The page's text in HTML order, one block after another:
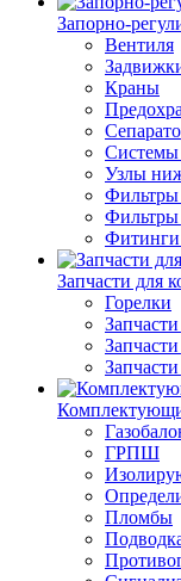
Запорно-
Вентиля
Краны
Системы
Узлы
Фильтры
Фильтры
Фитинги
Запчасти для
Горелки
ГРПШ
Пломбы